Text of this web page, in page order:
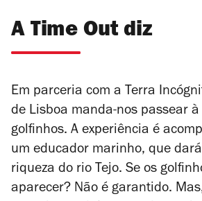
A Time Out diz
Em parceria com a Terra
de Lisboa manda-nos passear
golfinhos. A experiência é
um educador marinho, que
riqueza do rio Tejo. Se os
aparecer? Não é garantido.